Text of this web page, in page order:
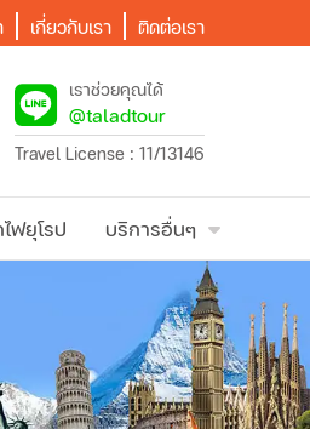
เกี่ยวกับเรา ติดต่อเรา
เราช่วยคุณได้
@taladtour
Travel License : 11/13146
ฟยุโรป บริการอื่นๆ